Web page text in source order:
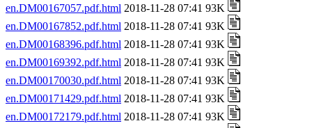
en.DM00167057.pdf.html 2018-11-28 07:41 93K
en.DM00167852.pdf.html 2018-11-28 07:41 93K
en.DM00168396.pdf.html 2018-11-28 07:41 93K
en.DM00169392.pdf.html 2018-11-28 07:41 93K
en.DM00170030.pdf.html 2018-11-28 07:41 93K
en.DM00171429.pdf.html 2018-11-28 07:41 93K
en.DM00172179.pdf.html 2018-11-28 07:41 93K